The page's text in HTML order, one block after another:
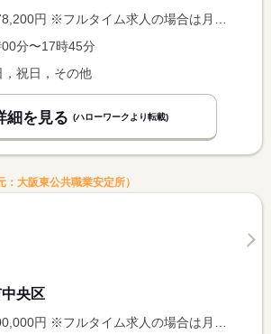
求人の場合は月額（換算額）、パート求人の場合は時間額を表示しています。
分〜17時45分
祝日，その他
細を見る (ハローワークより転載)
大阪東公共職業安定所）
央区
求人の場合は月額（換算額）、パート求人の場合は時間額を表示しています。